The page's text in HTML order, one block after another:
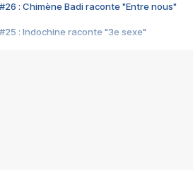
#26 : Chimène Badi raconte "Entre nous"
#25 : Indochine raconte "3e sexe"